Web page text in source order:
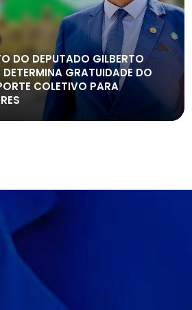
DO DEPUTADO GILBERTO
DETERMINA GRATUIDADE DO
COLETIVO PARA